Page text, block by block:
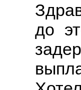
до